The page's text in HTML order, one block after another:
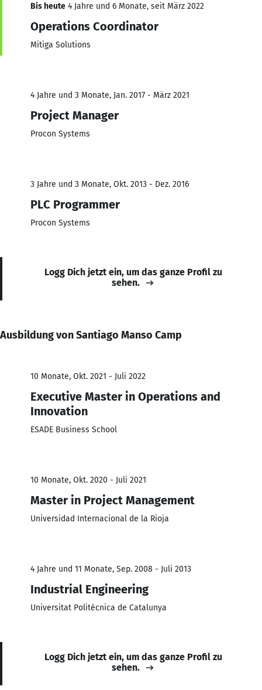
Bis heute 4 Jahre und 6 Monate, seit März 2022
Operations Coordinator
Mitiga Solutions
4 Jahre und 3 Monate, Jan. 2017 - März 2021
Project Manager
Procon Systems
3 Jahre und 3 Monate, Okt. 2013 - Dez. 2016
PLC Programmer
Procon Systems
Logg Dich jetzt ein, um das ganze Profil zu
sehen.
Ausbildung von Santiago Manso Camp
10 Monate, Okt. 2021 - Juli 2022
Executive Master in Operations and
Innovation
ESADE Business School
10 Monate, Okt. 2020 - Juli 2021
Master in Project Management
Universidad Internacional de la Rioja
4 Jahre und 11 Monate, Sep. 2008 - Juli 2013
Industrial Engineering
Universitat Politècnica de Catalunya
Logg Dich jetzt ein, um das ganze Profil zu
sehen.